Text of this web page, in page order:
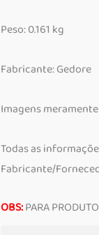
Peso: 0.161 kg
Fabricante: Gedore
Imagens
Todas as
Fabricante/
OBS:PARA